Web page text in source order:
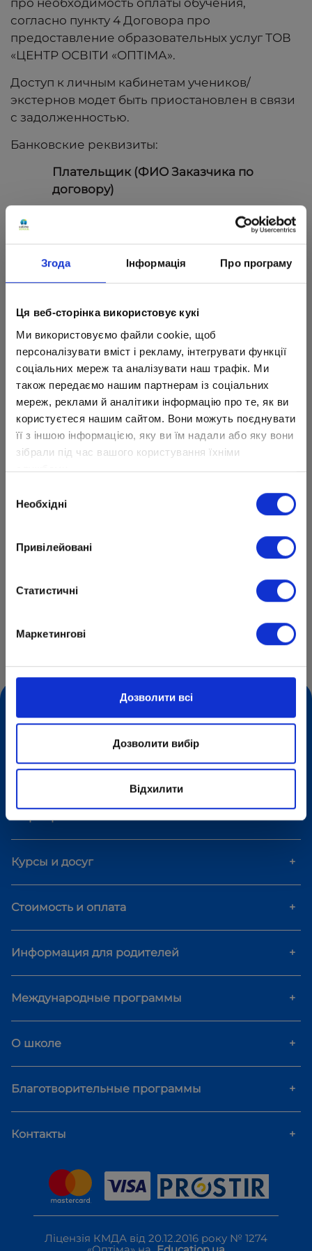
Згода Інформація Про програму
Ця веб-сторінка використовує кукі
Ми використовуємо файли cookie, щоб
персоналізувати вміст і рекламу, інтегрувати функції
соціальних мереж та аналізувати наш трафік. Ми
також передаємо нашим партнерам із соціальних
мереж, реклами й аналітики інформацію про те, як ви
користуєтеся нашим сайтом. Вони можуть поєднувати
її з іншою інформацією, яку ви їм надали або яку вони
зібрали під час вашого користування їхніми
службами.
згоди
Необхідні
Привілейовані
Статистичні
Маркетингові
Дозволити всі
Дозволити вибір
Відхилити
про необходимость оплаты обучения,
согласно пункту 4 Договора про
предоставление образовательных услуг ТОВ
«ЦЕНТР ОСВІТИ «ОПТІМА».
Доступ к личным кабинетам учеников/
экстернов модет быть приостановлен в связи
с задолженностью.
Банковские реквизиты:
Плательщик (ФИО Заказчика по
договору)
Получатель ТОВ "ЦЕНТР ОСВIТИ
Код 39382856
UA113003350000000260002439289 в
Назначение платежа: Номер
договора, за обучение ФИО ученика,
в _ классе, ФИО заказчика по
договору: ___________.
При использовании кредитных средств банки
могут снимать дополнительную комиссию.
Искренне благодарны Вам за понимание и
Предоставление образовательных услуг
Формы обучения +
Дополнительные пакеты +
Мероприятия +
Курсы и досуг +
Стоимость и оплата +
Информация для родителей +
Международные программы +
О школе +
Благотворительные программы +
Контакты +
Ліцензія КМДА від 20.12.2016 року № 1274